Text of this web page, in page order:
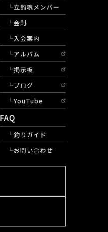
立釣魂メンバー
会則
入会案内
アルバム
掲示板
ブログ
YouTube
FAQ
釣りガイド
お問い合わせ